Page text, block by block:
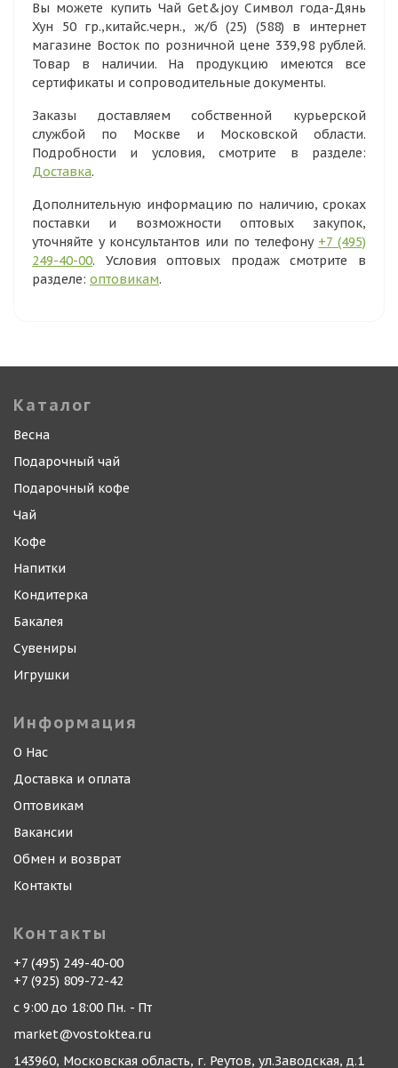
Вы можете купить Чай Get&joy Символ года-Дянь
Хун 50 гр.,китайс.черн., ж/б (25) (588) в интернет
магазине Восток по розничной цене 339,98 рублей.
Товар в наличии. На продукцию имеются все
сертификаты и сопроводительные документы.
Заказы доставляем собственной курьерской
службой по Москве и Московской области.
Подробности и условия, смотрите в разделе:
Доставка.
Дополнительную информацию по наличию, сроках
поставки и возможности оптовых закупок,
уточняйте у консультантов или по телефону +7 (495)
249-40-00. Условия оптовых продаж смотрите в
разделе: оптовикам.
Каталог
Весна
Подарочный чай
Подарочный кофе
Чай
Кофе
Напитки
Кондитерка
Бакалея
Сувениры
Игрушки
Информация
О Нас
Доставка и оплата
Оптовикам
Вакансии
Обмен и возврат
Контакты
Контакты
+7 (495) 249-40-00
+7 (925) 809-72-42
с 9:00 до 18:00 Пн. - Пт
market@vostoktea.ru
143960, Московская область, г. Реутов, ул.Заводская, д.1